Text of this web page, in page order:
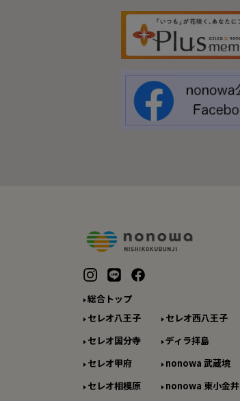
総合トップ
セレオ八王子
セレオ国分寺
セレオ甲府
セレオ相模原
セレオ西八王子
ディラ拝島
nonowa 武蔵境
nonowa 東小金井